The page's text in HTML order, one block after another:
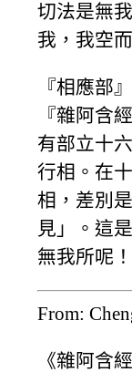
切法是無
我，我空
『相應部
『雜阿含
有部立十
行相。在
相，差別
見」。這
無我所呢
From:
《雜阿含